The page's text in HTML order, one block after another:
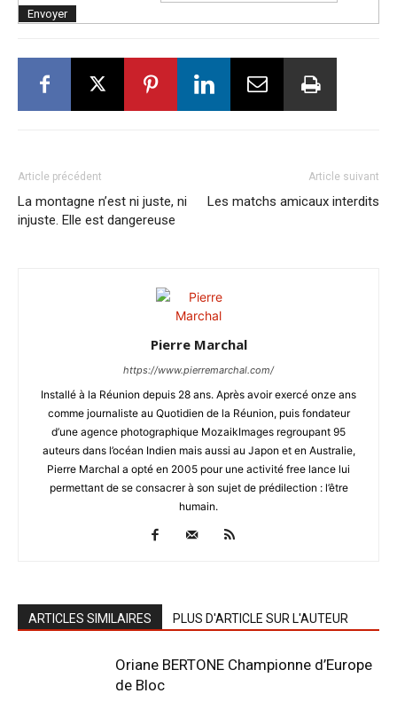
Article précédent
La montagne n’est ni juste, ni
injuste. Elle est dangereuse
Article suivant
Les matchs amicaux interdits
Pierre Marchal
https://www.pierremarchal.com/
Installé à la Réunion depuis 28 ans. Après avoir exercé onze ans
comme journaliste au Quotidien de la Réunion, puis fondateur
d’une agence photographique MozaikImages regroupant 95
auteurs dans l’océan Indien mais aussi au Japon et en Australie,
Pierre Marchal a opté en 2005 pour une activité free lance lui
permettant de se consacrer à son sujet de prédilection : l’être
humain.
ARTICLES SIMILAIRES PLUS D'ARTICLE SUR L'AUTEUR
Oriane BERTONE Championne d’Europe
de Bloc